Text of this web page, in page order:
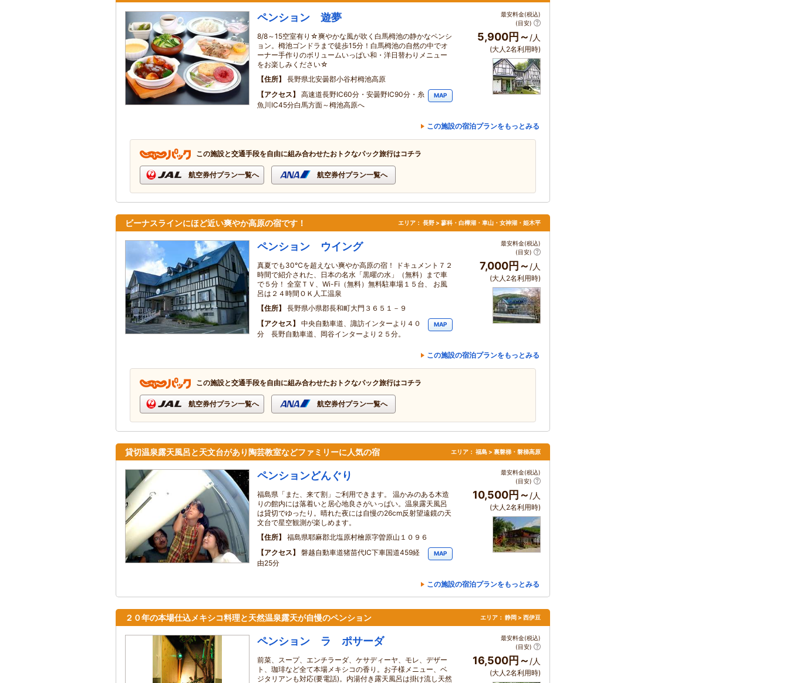
ペンション 遊夢
8/8～15空室有り☆爽やかな風が吹く白馬栂池の静かなペンシ
ョン。栂池ゴンドラまで徒歩15分！白馬栂池の自然の中でオ
ーナー手作りのボリュームいっぱい和・洋日替わりメニュー
をお楽しみください☆
住所
長野県北安曇郡小谷村栂池高原
アクセス
高速道長野IC60分・安曇野IC90分・糸
魚川IC45分白馬方面～栂池高原へ
MAP
最安料金(税込)
(目安)
5,900円～/人
(大人2名利用時)
この施設の宿泊プランをもっとみる
この施設と交通手段を自由に組み合わせたおトクなパック旅行はコチラ
航空券付プラン一覧へ 航空券付プラン一覧へ
ビーナスラインにほど近い爽やか高原の宿です！ エリア： 長野 > 蓼科・白樺湖・車山・女神湖・姫木平
ペンション ウイング
真夏でも30℃を超えない爽やか高原の宿！ ドキュメント７２
時間で紹介された、日本の名水「黒曜の水」（無料）まで車
で５分！ 全室ＴＶ、Wi-Fi（無料）無料駐車場１５台、 お風
呂は２４時間ＯＫ人工温泉
住所
長野県小県郡長和町大門３６５１－９
アクセス
中央自動車道、諏訪インターより４０
分 長野自動車道、岡谷インターより２５分。
MAP
最安料金(税込)
(目安)
7,000円～ /人
(大人2名利用時)
この施設の宿泊プランをもっとみる
この施設と交通手段を自由に組み合わせたおトクなパック旅行はコチラ
航空券付プラン一覧へ 航空券付プラン一覧へ
貸切温泉露天風呂と天文台があり陶芸教室などファミリーに人気の宿 エリア： 福島 > 裏磐梯・磐梯高原
ペンションどんぐり
福島県「また、来て割」ご利用できます。 温かみのある木造
りの館内には落着いと居心地良さがいっぱい。温泉露天風呂
は貸切でゆったり。晴れた夜には自慢の26cm反射望遠鏡の天
文台で星空観測が楽しめます。
住所
福島県耶麻郡北塩原村檜原字曽原山１０９６
アクセス
磐越自動車道猪苗代IC下車国道459経
由25分
MAP
最安料金(税込)
(目安)
10,500円～ /人
(大人2名利用時)
この施設の宿泊プランをもっとみる
２０年の本場仕込メキシコ料理と天然温泉露天が自慢のペンション エリア： 静岡 > 西伊豆
ペンション ラ ポサーダ
前菜、スープ、エンチラーダ、ケサディーヤ、モレ、デザー
ト、珈琲など全て本場メキシコの香り。お子様メニュー、ベ
ジタリアンも対応(要電話)。内湯付き露天風呂は掛け流し天然
最安料金(税込)
(目安)
16,500円～ /人
(大人2名利用時)